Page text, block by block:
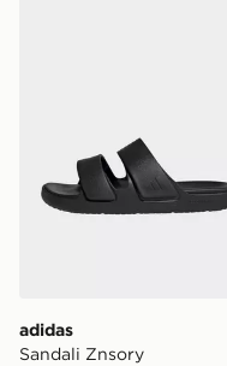
adidas
Sandali Znsory